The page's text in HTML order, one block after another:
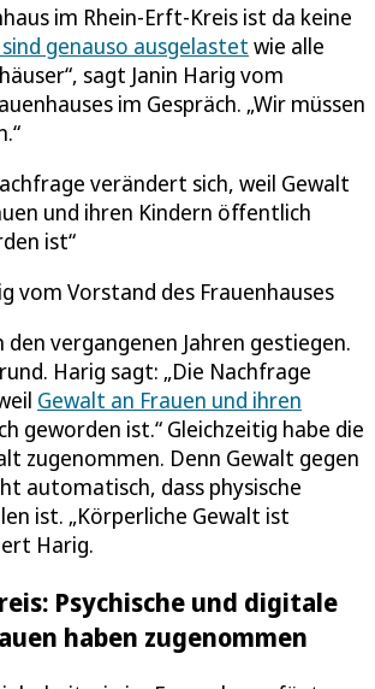
im Rhein-Erft-Kreis ist da keine
genauso ausgelastet wie alle
sagt Janin Harig vom
im Gespräch. „Wir müssen
verändert sich, weil Gewalt
und ihren Kindern öffentlich
ist
vom Vorstand des Frauenhauses
vergangenen Jahren gestiegen.
Harig sagt: „Die Nachfrage
Gewalt an Frauen und ihren
geworden ist.“ Gleichzeitig habe die
zugenommen. Denn Gewalt gegen
automatisch, dass physische
ist. „Körperliche Gewalt ist
Harig.
Psychische und digitale
haben zugenommen